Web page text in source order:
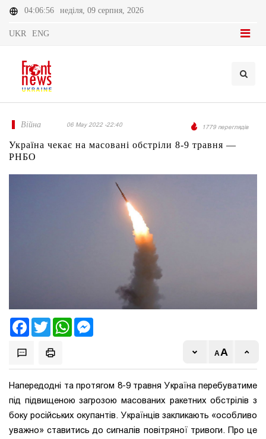
04:06:56 неділя, 09 серпня, 2026
UKR ENG
Війна 06 May 2022 -22:40 1779 переглядів
Україна чекає на масовані обстріли 8-9 травня —
РНБО
FacebookTwitter WhatsApp
Напередодні та протягом 8-9 травня Україна перебуватиме
під підвищеною загрозою масованих ракетних обстрілів з
боку російських окупантів. Українців закликають «особливо
уважно» ставитись до сигналів повітряної тривоги. Про це